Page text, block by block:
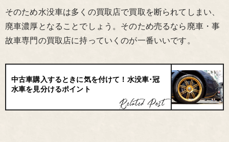
そのため水没車は多くの買取店で買取を断られてしまい、
廃車濃厚となることでしょう。そのため売るなら廃車・事
故車専門の買取店に持っていくのが一番いいです。
中古車購入するときに気を付けて！水没車･冠
水車を見分けるポイント